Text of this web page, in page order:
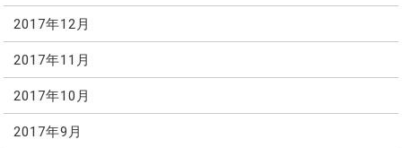
2017年12月
2017年11月
2017年10月
2017年9月